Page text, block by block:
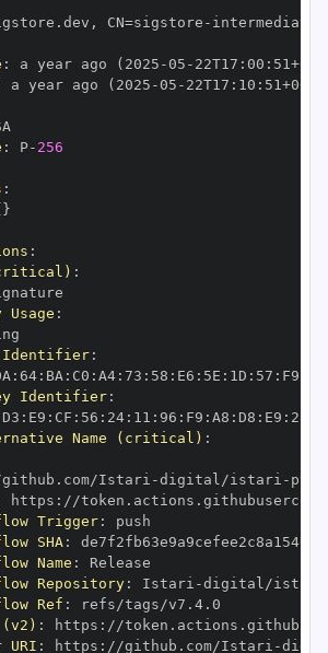
, CN=sigstore -
: a year ago (2025 -05 - 22T17 : 00 : 51+00
a year ago (2025 -05 - 22T17 : 10 : 51+00
: P- 256
:
}
:
:
Usage :
Identifier:
: 64: BA : C0 : A4: 73 : 58 : E6 : 5E : 1D : 57 : F9
Identifier:
D3 : E9 : CF : 56 : 24: 11 : 96 : F9 : A8 : D8 : E9 : 28
Name (critical) :
Istari -digital/istari -
https :
Trigger:
SHA:
Name :
Repository: Istari -digital/istari
Ref :
: https :
URI : https : //github.com/Istari -